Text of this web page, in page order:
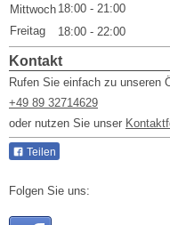
Mittwoch 18:00 - 21:00
Freitag
18:00 - 22:00
Kontakt
Rufen Sie einfach zu unseren
+49 89 32714629
oder nutzen Sie unser
Teilen
Folgen Sie uns: